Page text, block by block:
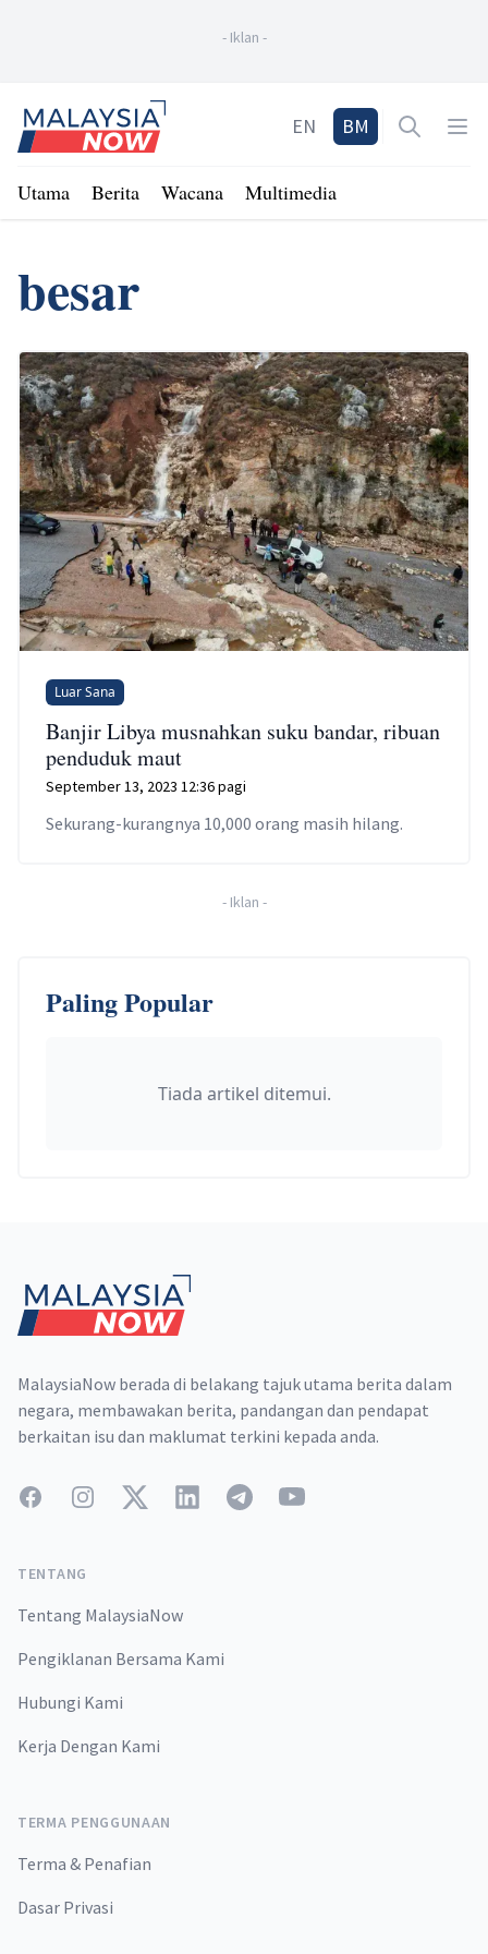
- Iklan -
Home
EN BM Open
Utama Berita Wacana Multimedia
besar
Luar Sana
Banjir Libya musnahkan suku bandar, ribuan
penduduk maut
September 13, 2023 12:36 pagi
Sekurang-kurangnya 10,000 orang masih hilang.
- Iklan -
Paling Popular
Tiada artikel ditemui.
MalaysiaNow berada di belakang tajuk utama berita dalam
negara, membawakan berita, pandangan dan pendapat
berkaitan isu dan maklumat terkini kepada anda.
FacebookInstagramTwitterLinkedInTelegramYouTube
TENTANG
Tentang MalaysiaNow
Pengiklanan Bersama Kami
Hubungi Kami
Kerja Dengan Kami
TERMA PENGGUNAAN
Terma & Penafian
Dasar Privasi